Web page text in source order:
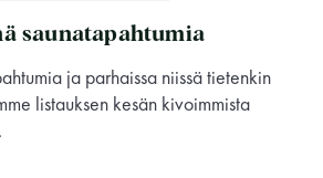
saunatapahtumia
ja parhaissa niissä tietenkin
listauksen kesän kivoimmista